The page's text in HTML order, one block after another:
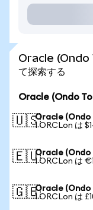
Oracle (Ondo
て探索する
Oracle (Ondo
🇺🇸Oracle (Ondo
1 ORCLon は
🇪🇺Oracle (Ondo
1 ORCLon は
🇬🇧Oracle (Ondo
1 ORCLon は